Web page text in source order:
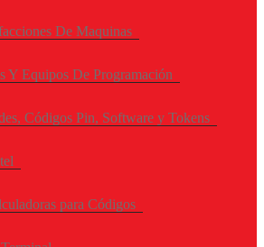
De Maquinas
Y Equipos De Programación
Códigos Pin, Software y Tokens
para Códigos